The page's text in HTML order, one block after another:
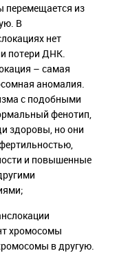
перемещается из
В
нет
потери ДНК.
– самая
аномалия.
с подобными
фенотип,
здоровы, но они
и повышенные
хромосомы
в другую.